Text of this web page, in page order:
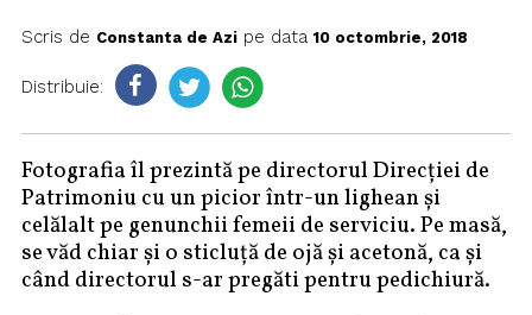
Scris de Constanta de Azipe data10 octombrie, 2018
Distribuie:
Fotografia îl prezintă pe directorul Direcției de
Patrimoniu cu un picior într-un lighean și
celălalt pe genunchii femeii de serviciu. Pe masă,
se văd chiar și o sticluță de ojă și acetonă, ca și
când directorul s-ar pregăti pentru pedichiură.